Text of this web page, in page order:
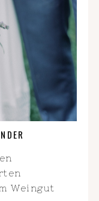
Weingut